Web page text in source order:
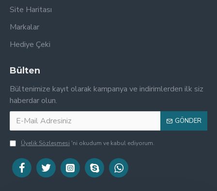
Site Haritası
Markalar
Hediye Çeki
Bülten
Bültenimize kayıt olarak kampanya ve indirimlerden ilk siz
haberdar olun.
GÖNDER
Üyelik Sözleşmesi 'ni okudum ve kabul ediyorum.